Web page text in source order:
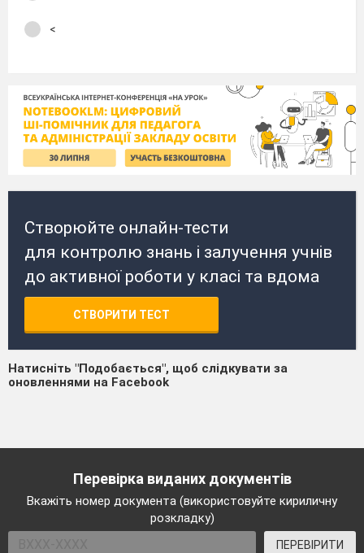
<
Створюйте онлайн-тести
для контролю знань і залучення учнів
до активної роботи у класі та вдома
СТВОРИТИ ТЕСТ
Натисніть "Подобається", щоб слідкувати за
оновленнями на Facebook
Перевірка виданих документів
Вкажіть номер документа (використовуйте кириличну
розкладку)
ПЕРЕВІРИТИ